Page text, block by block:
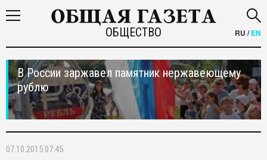
ОБЩЕСТВО RU /EN
В России заржавел памятник нержавеющему
рублю
07.10.2015 07:45